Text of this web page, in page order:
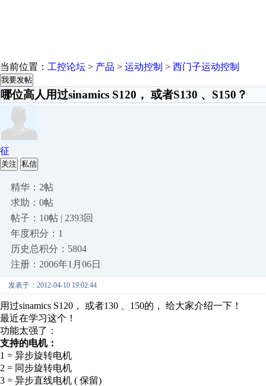
当前位置： 工控论坛 > 产品 > 运动控制 > 西门子运动控制
我要发帖
哪位高人用过sinamics S120， 或者S130 、S150？
征
关注 私信
精华：2帖
求助：0帖
帖子：10帖 | 2393回
年度积分：1
历史总积分：5804
注册：2006年1月06日
发表于：2012-04-10 19:02:44
用过sinamics S120， 或者130 、150的， 给大家介绍一下！
最近在学习这个！
功能太强了：
支持的电机：
1 = 异步旋转电机
2 = 同步旋转电机
3 = 异步直线电机 ( 保留)